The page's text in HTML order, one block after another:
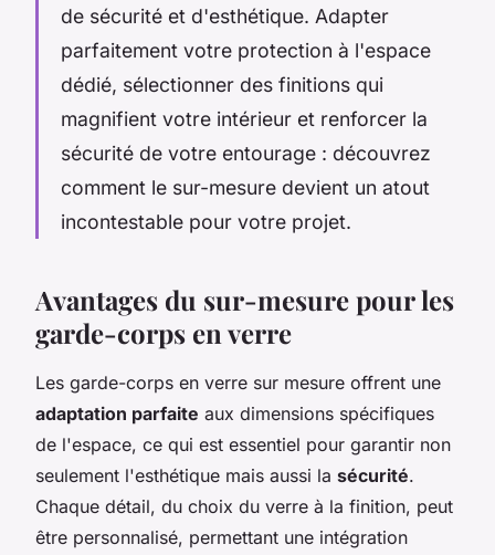
de sécurité et d'esthétique. Adapter
parfaitement votre protection à l'espace
dédié, sélectionner des finitions qui
magnifient votre intérieur et renforcer la
sécurité de votre entourage : découvrez
comment le sur-mesure devient un atout
incontestable pour votre projet.
Avantages du sur-mesure pour les
garde-corps en verre
Les garde-corps en verre sur mesure offrent une
adaptation parfaite aux dimensions spécifiques
de l'espace, ce qui est essentiel pour garantir non
seulement l'esthétique mais aussi la sécurité.
Chaque détail, du choix du verre à la finition, peut
être personnalisé, permettant une intégration